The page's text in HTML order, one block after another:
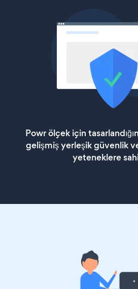
Powr ölçek için
gelişmiş yerleşik güvenlik
yeteneklere